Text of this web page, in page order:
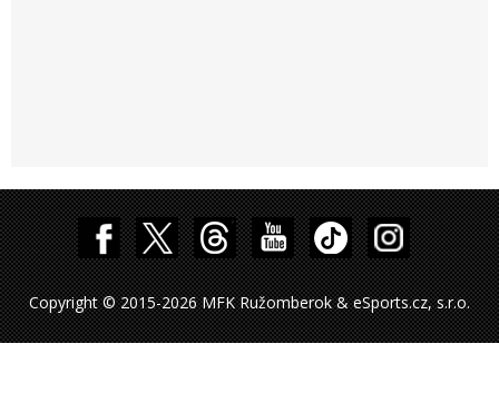
Copyright © 2015-2026 MFK Ružomberok & eSports.cz, s.r.o.